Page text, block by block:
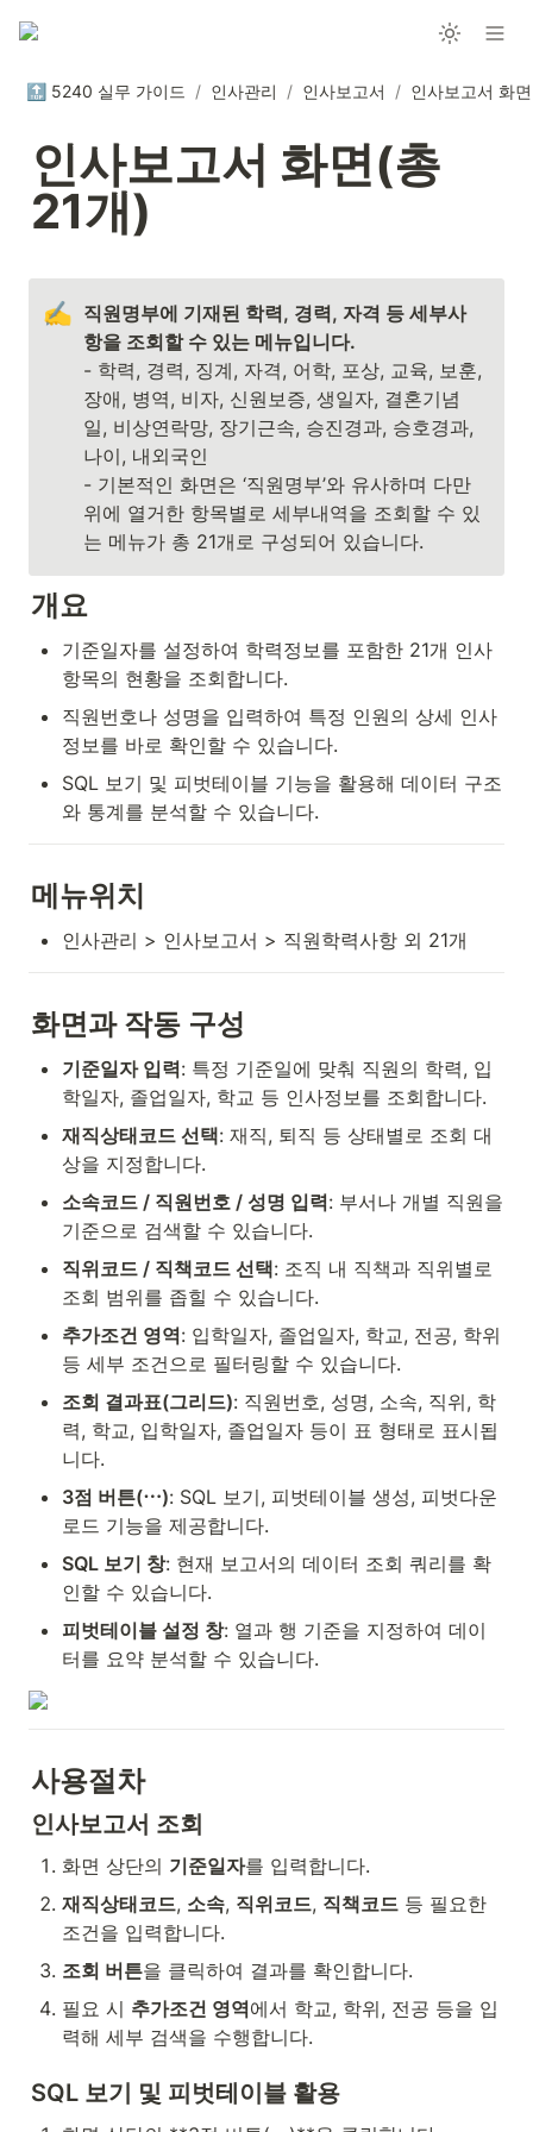
🔝 5240 실무 가이드 / 인사관리 / 인사보고서 /
인사보고서 화면(총
21개)
✍️ 직원명부에 기재된 학력, 경력, 자격 등 세부사
- 학력, 경력, 징계, 자격, 어학, 포상, 교육, 보훈,
장애, 병역, 비자, 신원보증, 생일자, 결혼기념
일, 비상연락망, 장기근속, 승진경과, 승호경과,
나이, 내외국인
- 기본적인 화면은 ‘직원명부’와 유사하며 다만
위에 열거한 항목별로 세부내역을 조회할 수 있
는 메뉴가 총 21개로 구성되어 있습니다.
개요
기준일자를 설정하여 학력정보를 포함한 21개 인사
항목의 현황을 조회합니다.
직원번호나 성명을 입력하여 특정 인원의 상세 인사
정보를 바로 확인할 수 있습니다.
SQL 보기 및 피벗테이블 기능을 활용해 데이터 구조
와 통계를 분석할 수 있습니다.
메뉴위치
인사관리 > 인사보고서 > 직원학력사항 외 21개
화면과 작동 구성
기준일자 입력: 특정 기준일에 맞춰 직원의 학력, 입
학일자, 졸업일자, 학교 등 인사정보를 조회합니다.
재직상태코드 선택: 재직, 퇴직 등 상태별로 조회 대
상을 지정합니다.
소속코드 / 직원번호 / 성명 입력: 부서나 개별 직원을
기준으로 검색할 수 있습니다.
직위코드 / 직책코드 선택: 조직 내 직책과 직위별로
조회 범위를 좁힐 수 있습니다.
추가조건 영역: 입학일자, 졸업일자, 학교, 전공, 학위
등 세부 조건으로 필터링할 수 있습니다.
조회 결과표(그리드): 직원번호, 성명, 소속, 직위, 학
력, 학교, 입학일자, 졸업일자 등이 표 형태로 표시됩
니다.
3점 버튼(⋯): SQL 보기, 피벗테이블 생성, 피벗다운
로드 기능을 제공합니다.
SQL 보기 창: 현재 보고서의 데이터 조회 쿼리를 확
인할 수 있습니다.
피벗테이블 설정 창: 열과 행 기준을 지정하여 데이
터를 요약 분석할 수 있습니다.
사용절차
인사보고서 조회
화면 상단의 기준일자를 입력합니다.
재직상태코드, 소속, 직위코드, 직책코드 등 필요한
조건을 입력합니다.
조회 버튼을 클릭하여 결과를 확인합니다.
필요 시 추가조건 영역에서 학교, 학위, 전공 등을 입
력해 세부 검색을 수행합니다.
SQL 보기 및 피벗테이블 활용